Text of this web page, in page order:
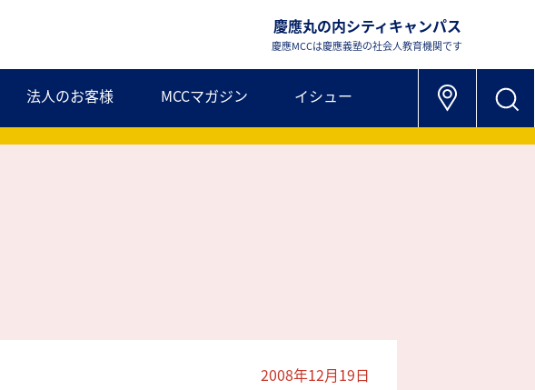
慶應丸の内シティキャンパス
慶應MCCは慶應義塾の社会人教育機関です
法人のお客様 MCCマガジン イシュー
2008年12月19日